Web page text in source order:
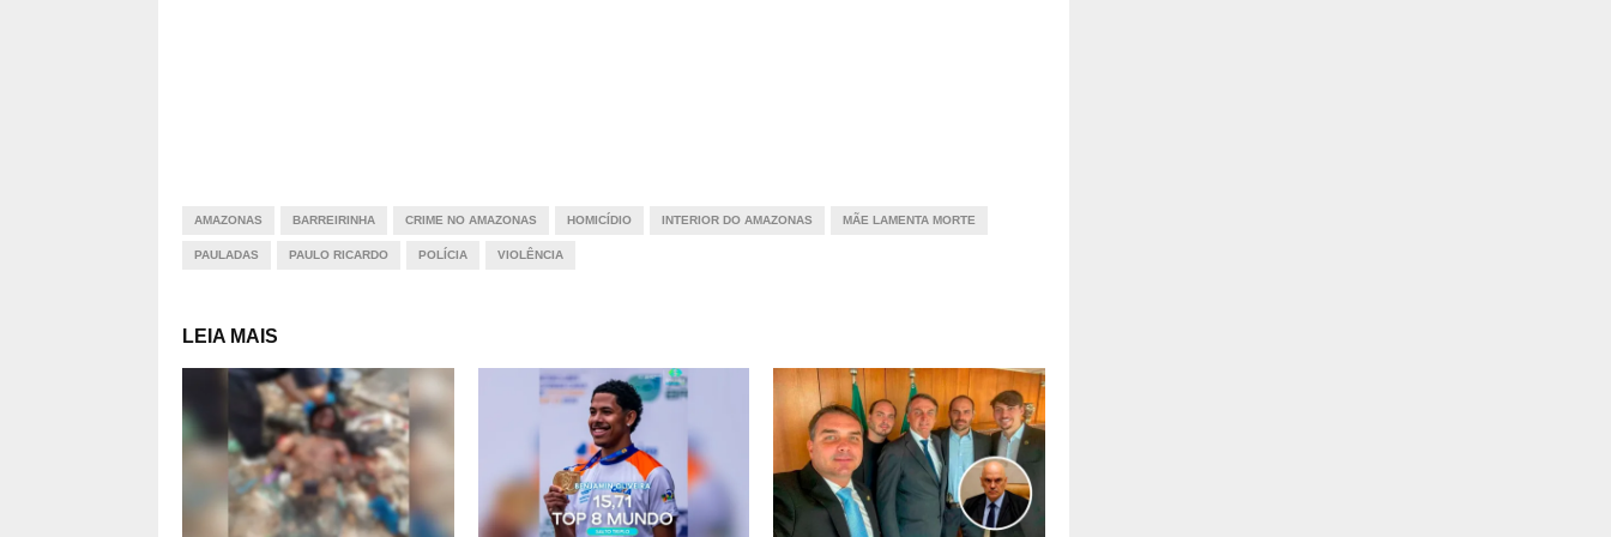
AMAZONAS BARREIRINHA CRIME NO AMAZONAS HOMICÍDIO INTERIOR DO AMAZONAS MÃE LAMENTA MORTE
PAULADAS PAULO RICARDO POLÍCIA VIOLÊNCIA
LEIA MAIS